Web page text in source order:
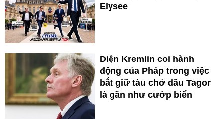
Elysee
Điện Kremlin coi hành
động của Pháp trong việc
bắt giữ tàu chở dầu Tagor
là gần như cướp biển